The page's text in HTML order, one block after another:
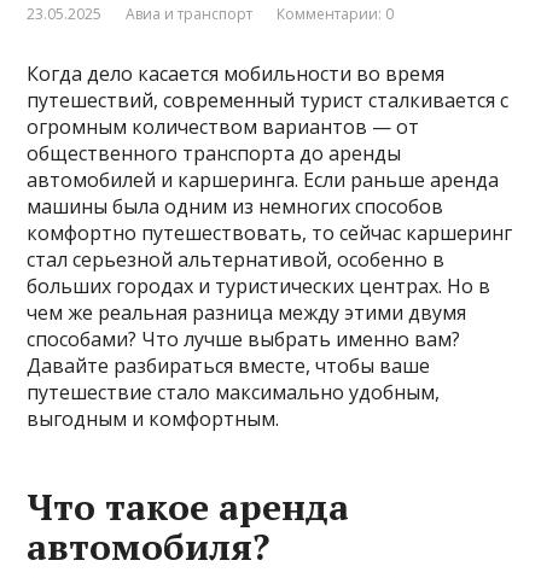
23.05.2025 Авиа и транспорт Комментарии: 0
Когда дело касается мобильности во время
путешествий, современный турист сталкивается с
огромным количеством вариантов — от
общественного транспорта до аренды
автомобилей и каршеринга. Если раньше аренда
машины была одним из немногих способов
комфортно путешествовать, то сейчас каршеринг
стал серьезной альтернативой, особенно в
больших городах и туристических центрах. Но в
чем же реальная разница между этими двумя
способами? Что лучше выбрать именно вам?
Давайте разбираться вместе, чтобы ваше
путешествие стало максимально удобным,
выгодным и комфортным.
Что такое аренда
автомобиля?